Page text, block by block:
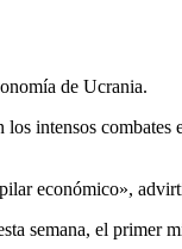
de Ucrania.
intensos combates
económico»,
semana, el